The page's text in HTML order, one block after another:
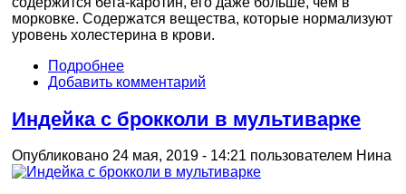
морковке. Содержатся вещества, которые нормализуют
уровень холестерина в крови.
Подробнее
Добавить комментарий
Индейка с брокколи в мультиварке
Опубликовано 24 мая, 2019 - 14:21 пользователем Нина